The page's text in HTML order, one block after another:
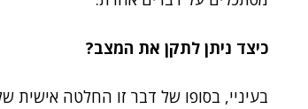
כיצד ניתן לתקן את המצב?
בעיניי, בסופו של דבר זו החלטה